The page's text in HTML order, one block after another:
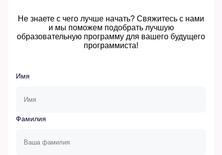
Не знаете с чего лучше начать? Свяжитесь с нами
и мы поможем подобрать лучшую
образовательную программу для вашего будущего
программиста!
Имя
Фамилия